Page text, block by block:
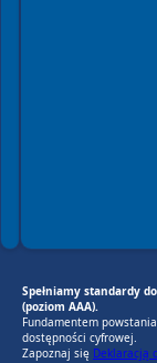
Spełniamy standardy
(poziom AAA).
Fundamentem
dostępności cyfrowej.
Zapoznaj się Deklaracją